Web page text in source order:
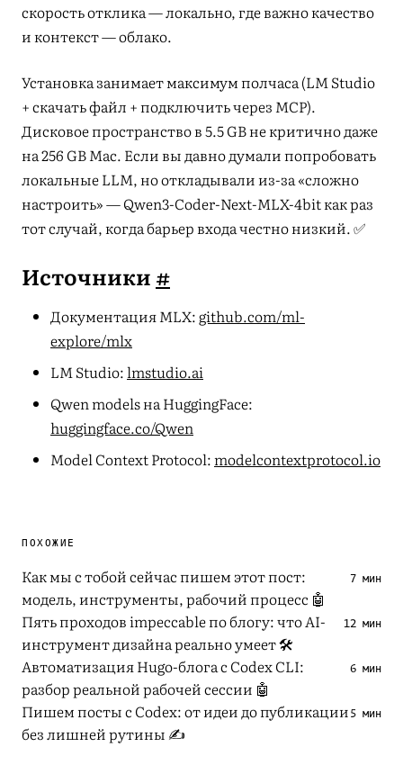
скорость отклика — локально, где важно качество
и контекст — облако.
Установка занимает максимум полчаса (LM Studio
+ скачать файл + подключить через MCP).
Дисковое пространство в 5.5 GB не критично даже
на 256 GB Mac. Если вы давно думали попробовать
локальные LLM, но откладывали из-за «сложно
настроить» — Qwen3-Coder-Next-MLX-4bit как раз
тот случай, когда барьер входа честно низкий. ✅
Источники #
Документация MLX:github.com/ml-
explore/mlx
LM Studio:lmstudio.ai
Qwen models на HuggingFace:
huggingface.co/Qwen
Model Context Protocol:modelcontextprotocol.io
ПОХОЖИЕ
Как мы с тобой сейчас пишем этот пост:
модель, инструменты, рабочий процесс 🤖
7 мин
Пять проходов impeccable по блогу: что AI-
инструмент дизайна реально умеет 🛠
12 мин
Автоматизация Hugo-блога с Codex CLI:
разбор реальной рабочей сессии 🤖
6 мин
Пишем посты с Codex: от идеи до публикации
без лишней рутины ✍️
5 мин